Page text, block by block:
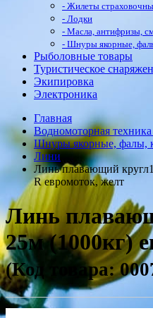
- Жилеты
- Лодки
- Масла, антифризы,
- Шнуры якорные,
Рыболовные товары
Туристическое
Экипировка
Электроника
Главная
Водномоторная
Шнуры якорные, фалы,
Лини
Линь плавающий
R евромоток, желт
Линь
25м (1000кг)
(Код товара: